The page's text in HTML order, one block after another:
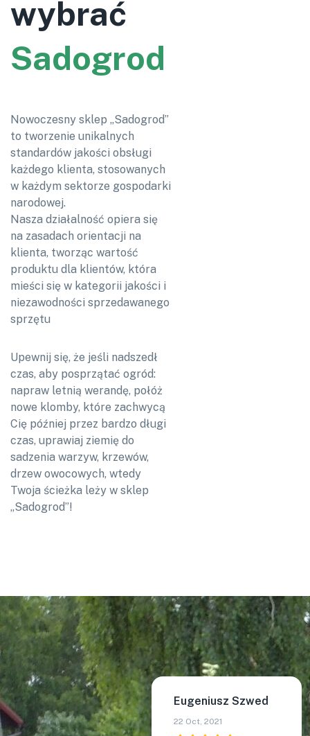
wybrać
Sadogrod
Nowoczesny sklep „Sadogrod”
to tworzenie unikalnych
standardów jakości obsługi
każdego klienta, stosowanych
w każdym sektorze gospodarki
narodowej.
Nasza działalność opiera się
na zasadach orientacji na
klienta, tworząc wartość
produktu dla klientów, która
mieści się w kategorii jakości i
niezawodności sprzedawanego
sprzętu
Upewnij się, że jeśli nadszedł
czas, aby posprzątać ogród:
napraw letnią werandę, połóż
nowe klomby, które zachwycą
Cię później przez bardzo długi
czas, uprawiaj ziemię do
sadzenia warzyw, krzewów,
drzew owocowych, wtedy
Twoja ścieżka leży w sklep
„Sadogrod”!
Eugeniusz Szwed
22 Oct, 2021